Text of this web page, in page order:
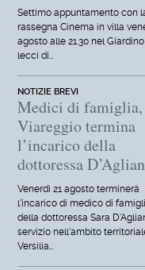
Settimo appuntamento con
rassegna Cinema in villa
agosto alle 21.30 nel
lecci di…
NOTIZIE BREVI
Medici di famiglia,
Viareggio termina
l’incarico della
dottoressa
Venerdì 21 agosto terminerà
l'incarico di medico di
della dottoressa Sara
servizio nell'ambito
Versilia…